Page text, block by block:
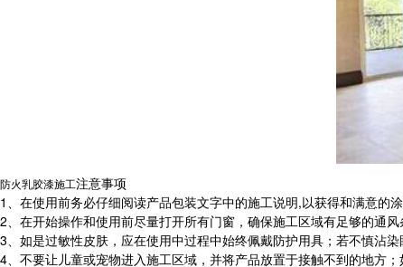
防火乳胶漆施工注意事项
1、在使用前务必仔细阅读产品包装文字中的施工说明,以获得和满意的
2、在开始操作和使用前尽量打开所有门窗，确保施工区域有足够的通风
3、如是过敏性皮肤，应在使用中过程中始终佩戴防护用具；若不慎沾
4、不要让儿童或宠物进入施工区域，并将产品放置于接触不到的地方